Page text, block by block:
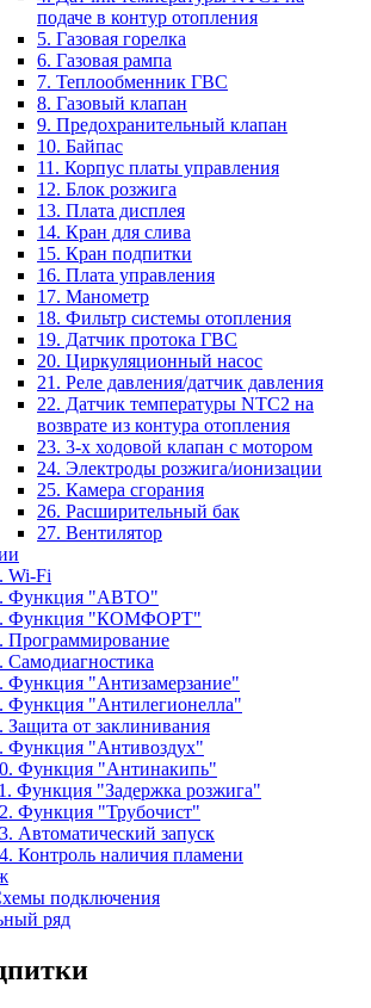
подаче в контур отопления
5. Газовая горелка
6. Газовая рампа
7. Теплообменник ГВС
8. Газовый клапан
9. Предохранительный клапан
10. Байпас
11. Корпус платы управления
12. Блок розжига
13. Плата дисплея
14. Кран для слива
15. Кран подпитки
16. Плата управления
17. Манометр
18. Фильтр системы отопления
19. Датчик протока ГВС
20. Циркуляционный насос
21. Реле давления/датчик давления
22. Датчик температуры NTC2 на
возврате из контура отопления
23. 3-х ходовой клапан с мотором
24. Электроды розжига/ионизации
25. Камера сгорания
26. Расширительный бак
27. Вентилятор
Wi-Fi
Функция "АВТО"
Функция "КОМФОРТ"
Программирование
Самодиагностика
Функция "Антизамерзание"
Функция "Антилегионелла"
Защита от заклинивания
Функция "Антивоздух"
Функция "Антинакипь"
Функция "Задержка розжига"
Функция "Трубочист"
Автоматический запуск
Контроль наличия пламени
подключения
ряд